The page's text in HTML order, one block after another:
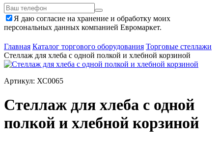
Я даю согласие на хранение и обработку моих
персональных данных компанией Евромаркет.
Главная Каталог торгового оборудования Торговые стеллажи
Стеллаж для хлеба с одной полкой и хлебной корзиной
Артикул: ХС0065
Стеллаж для хлеба с одной
полкой и хлебной корзиной